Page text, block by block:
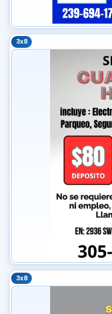
3x8
3x8